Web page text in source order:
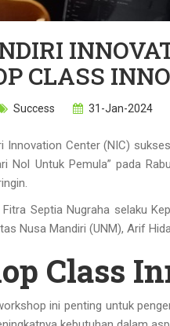
CLASS
Success 31-Jan-2024
Innovation Center (NIC)
Nol Untuk Pemula” pada
Septia Nugraha selaku
Nusa Mandiri (UNM), Arif
Class
ini penting untuk